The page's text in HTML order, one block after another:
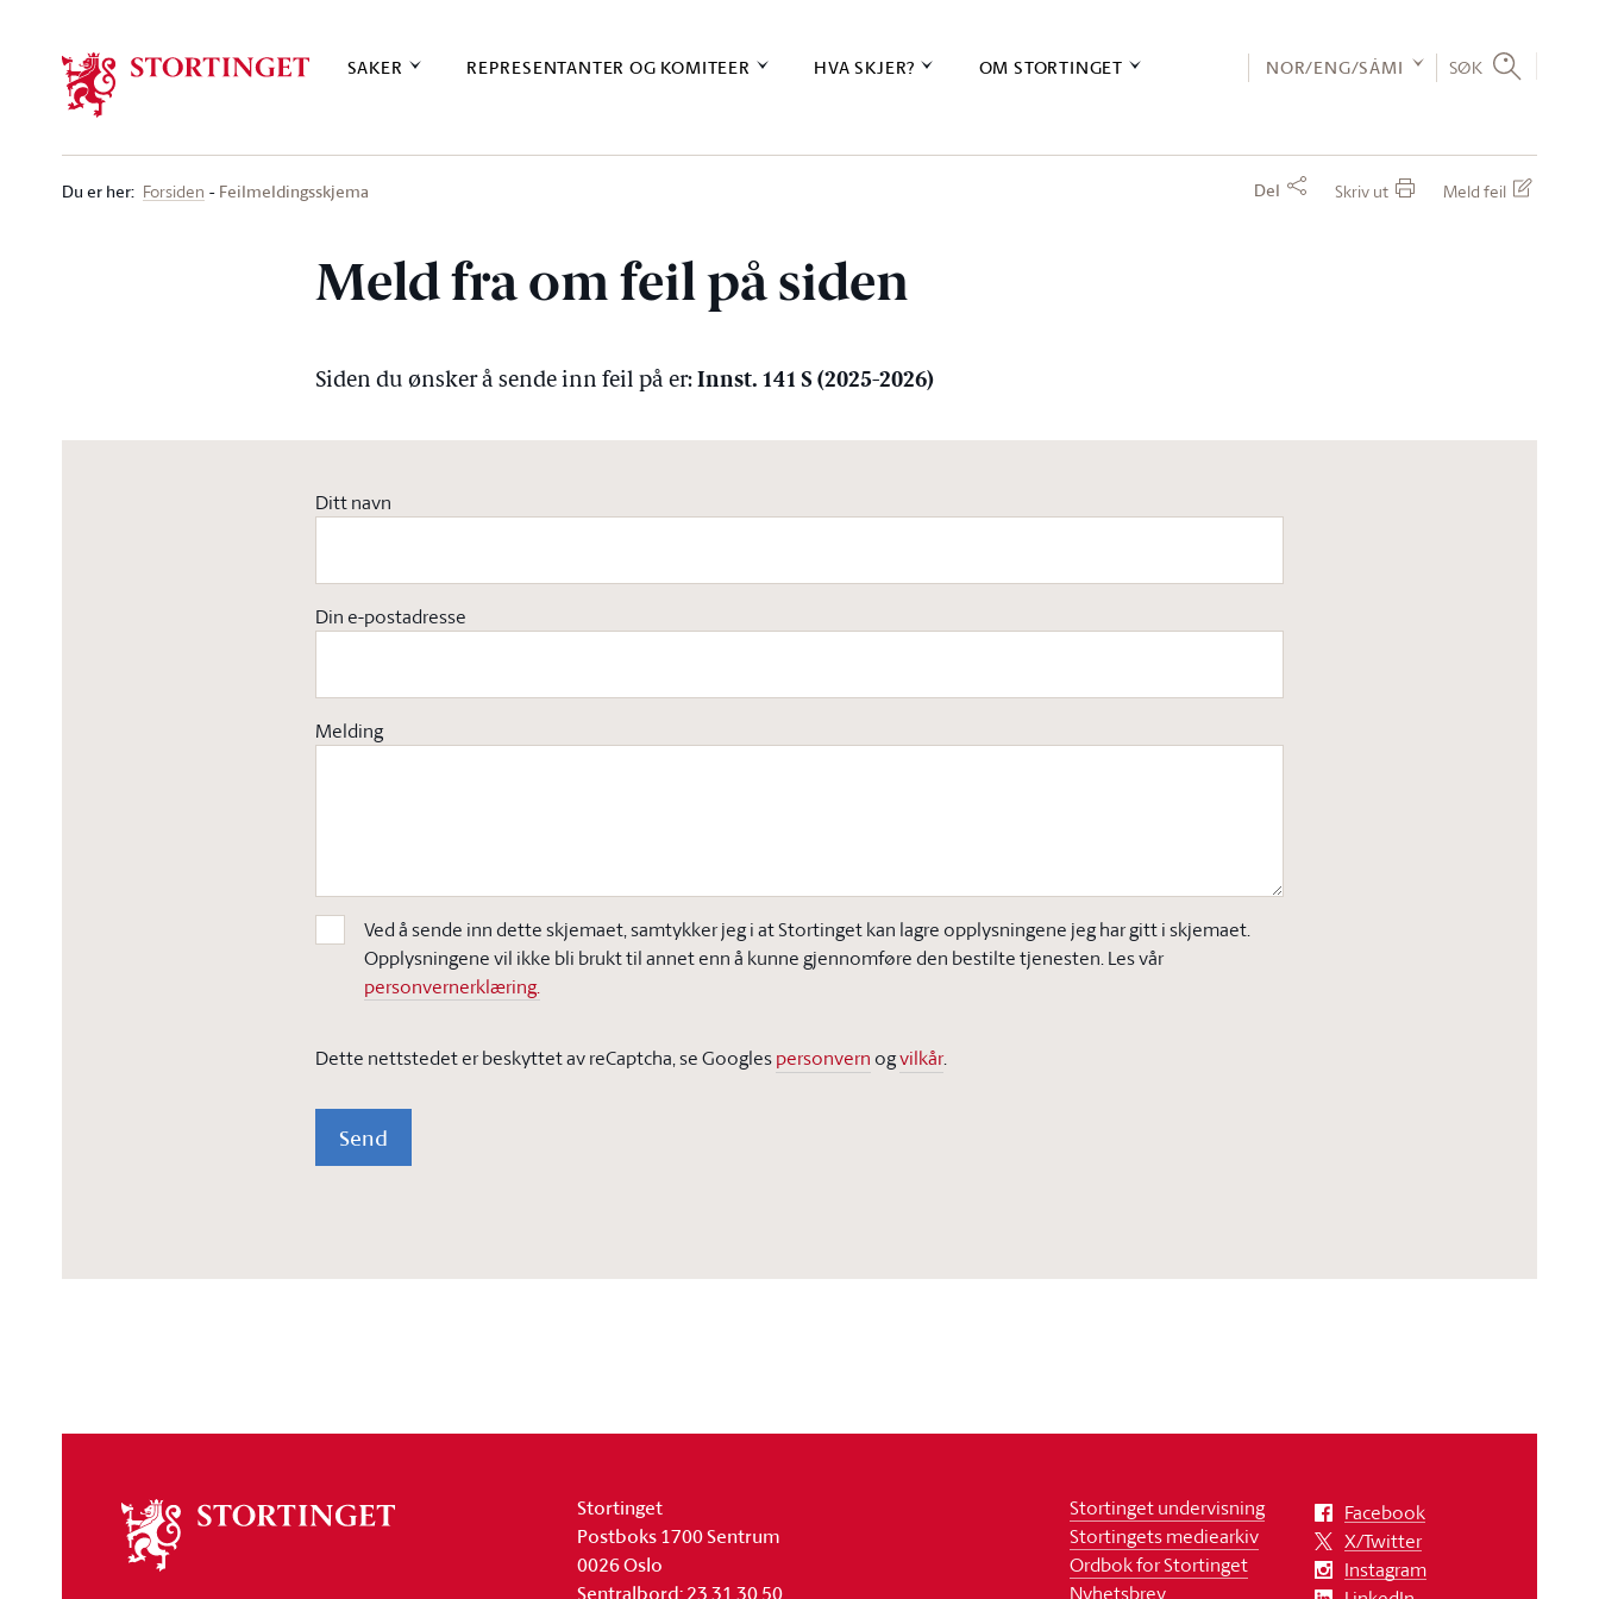
SAKER REPRESENTANTER OG KOMITEER HVA SKJER? OM STORTINGET NOR/ENG/SÁMI SØK
Du er her: Forsiden Feilmeldingsskjema Del Skriv ut Meld feil
Meld fra om feil på siden
Siden du ønsker å sende inn feil på er:Innst. 141 S (2025-2026)
Ditt navn
Din e-postadresse
Melding
Ved å sende inn dette skjemaet, samtykker jeg i at Stortinget kan lagre opplysningene jeg har gitt i skjemaet.
Opplysningene vil ikke bli brukt til annet enn å kunne gjennomføre den bestilte tjenesten. Les vår
personvernerklæring.
Dette nettstedet er beskyttet av reCaptcha, se Googlespersonvern ogvilkår.
Send
stortinget
Stortinget
Postboks 1700 Sentrum
0026 Oslo
Sentralbord: 23 31 30 50
Stortinget undervisning
Stortingets mediearkiv
Ordbok for Stortinget
Nyhetsbrev
Facebook
X/Twitter
Instagram